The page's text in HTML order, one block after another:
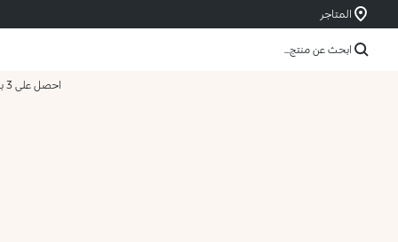
المتاجر
ابحث عن منتج...
احصل على 3 بسعر 2